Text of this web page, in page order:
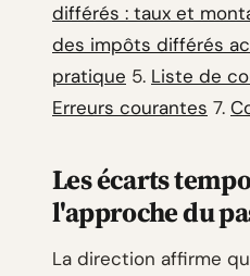
différés : taux et
des impôts différés
pratique 5. Liste de
Erreurs courantes 7.
Les écarts
l'approche du
La direction affirme